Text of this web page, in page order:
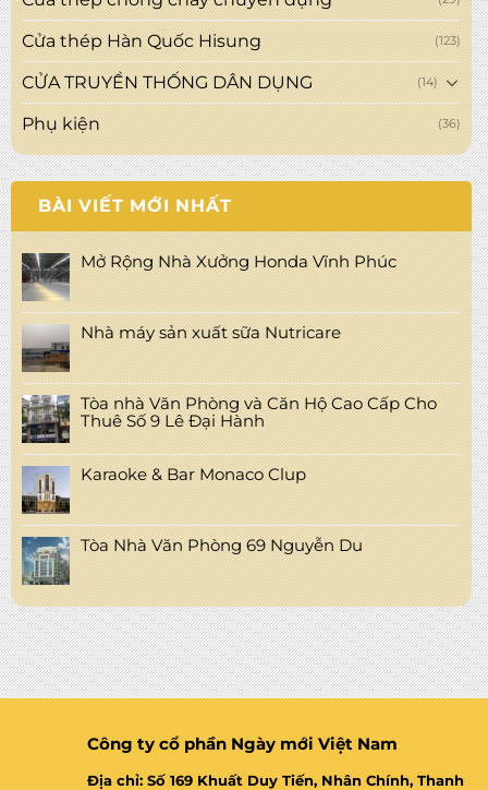
Cửa thép Hàn Quốc Hisung (123)
CỬA TRUYỀN THỐNG DÂN DỤNG (14)
Phụ kiện (36)
BÀI VIẾT MỚI NHẤT
Mở Rộng Nhà Xưởng Honda Vĩnh Phúc
Nhà máy sản xuất sữa Nutricare
Tòa nhà Văn Phòng và Căn Hộ Cao Cấp Cho
Thuê Số 9 Lê Đại Hành
Karaoke & Bar Monaco Clup
Tòa Nhà Văn Phòng 69 Nguyễn Du
Công ty cổ phần Ngày mới Việt Nam
Địa chỉ: Số 169 Khuất Duy Tiến, Nhân Chính, Thanh